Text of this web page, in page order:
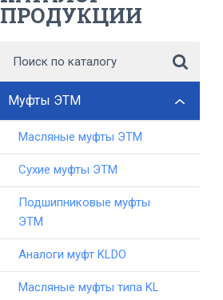
ПРОДУКЦИИ
Муфты ЭТМ
Масляные муфты ЭТМ
Сухие муфты ЭТМ
Подшипниковые муфты
ЭТМ
Аналоги муфт KLDO
Масляные муфты типа KL